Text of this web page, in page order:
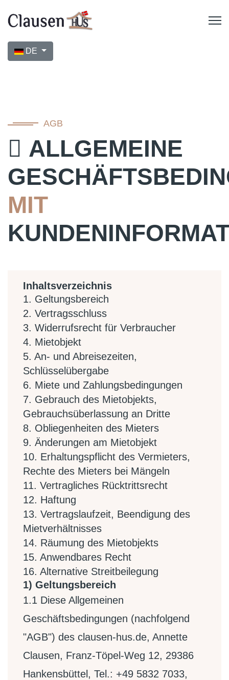
Sprache auswählen
DE
AGB
ALLGEMEINE
MIT
Inhaltsverzeichnis
1. Geltungsbereich
2. Vertragsschluss
3. Widerrufsrecht für Verbraucher
4. Mietobjekt
5. An- und Abreisezeiten,
Schlüsselübergabe
6. Miete und Zahlungsbedingungen
7. Gebrauch des Mietobjekts,
Gebrauchsüberlassung an Dritte
8. Obliegenheiten des Mieters
9. Änderungen am Mietobjekt
10. Erhaltungspflicht des Vermieters,
Rechte des Mieters bei Mängeln
11. Vertragliches Rücktrittsrecht
12. Haftung
13. Vertragslaufzeit, Beendigung des
Mietverhältnisses
14. Räumung des Mietobjekts
15. Anwendbares Recht
16. Alternative Streitbeilegung
1) Geltungsbereich
1.1 Diese Allgemeinen
Geschäftsbedingungen (nachfolgend
"AGB") des clausen-hus.de, Annette
Clausen, Franz-Töpel-Weg 12, 29386
Hankensbüttel, Tel.: +49 5832 7033,